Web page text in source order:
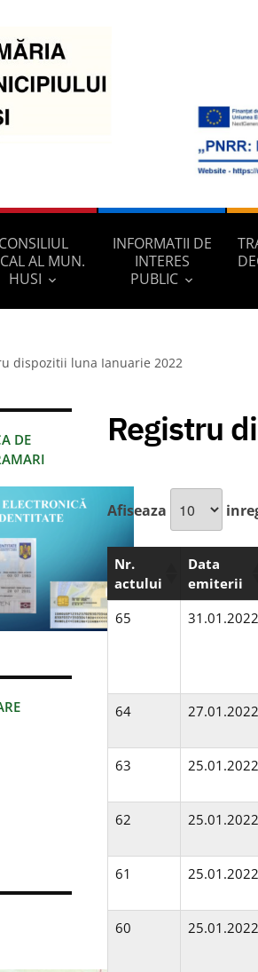
CONSILIUL
AL MUN.
HUSI
INFORMATII DE
INTERES
PUBLIC
dispozitii luna Ianuarie 2022
DE
Registru
Afiseaza
Nr.
actului
Data
emiterii
65 31.01.2022
64
27.01.2022
63
25.01.2022
62
25.01.2022
61
25.01.2022
60
25.01.2022